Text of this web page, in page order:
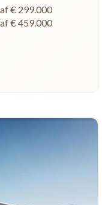
€ 299.000
€ 459.000